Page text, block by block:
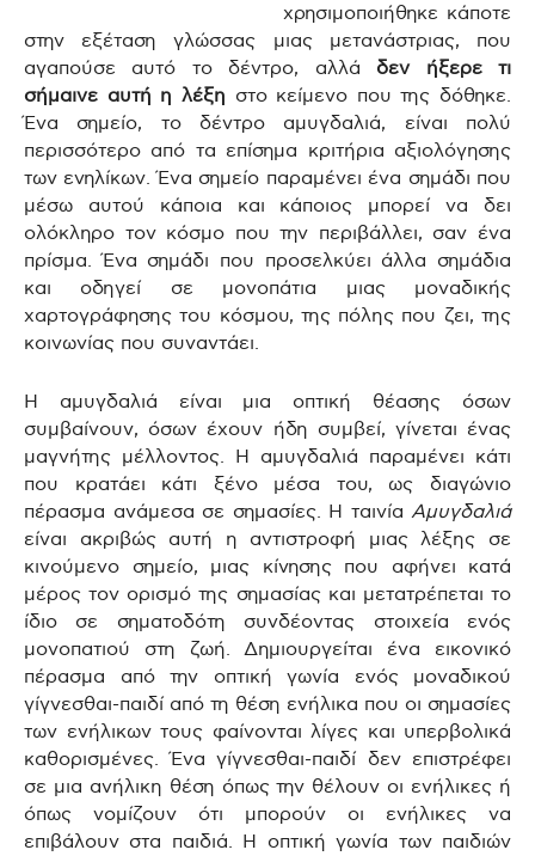
χρησιμοποιήθηκε κάποτε
στην εξέταση γλώσσας μιας μετανάστριας, που
αγαπούσε αυτό το δέντρο, αλλά δεν ήξερε τι
σήμαινε αυτή η λέξη στο κείμενο που της δόθηκε.
Ένα σημείο, το δέντρο αμυγδαλιά, είναι πολύ
περισσότερο από τα επίσημα κριτήρια αξιολόγησης
των ενηλίκων. Ένα σημείο παραμένει ένα σημάδι που
μέσω αυτού κάποια και κάποιος μπορεί να δει
ολόκληρο τον κόσμο που την περιβάλλει, σαν ένα
πρίσμα. Ένα σημάδι που προσελκύει άλλα σημάδια
και οδηγεί σε μονοπάτια μιας μοναδικής
χαρτογράφησης του κόσμου, της πόλης που ζει, της
κοινωνίας που συναντάει.
Η αμυγδαλιά είναι μια οπτική θέασης όσων
συμβαίνουν, όσων έχουν ήδη συμβεί, γίνεται ένας
μαγνήτης μέλλοντος. Η αμυγδαλιά παραμένει κάτι
που κρατάει κάτι ξένο μέσα του, ως διαγώνιο
πέρασμα ανάμεσα σε σημασίες. Η ταινία Αμυγδαλιά
είναι ακριβώς αυτή η αντιστροφή μιας λέξης σε
κινούμενο σημείο, μιας κίνησης που αφήνει κατά
μέρος τον ορισμό της σημασίας και μετατρέπεται το
ίδιο σε σηματοδότη συνδέοντας στοιχεία ενός
μονοπατιού στη ζωή. Δημιουργείται ένα εικονικό
πέρασμα από την οπτική γωνία ενός μοναδικού
γίγνεσθαι-παιδί από τη θέση ενήλικα που οι σημασίες
των ενήλικων τους φαίνονται λίγες και υπερβολικά
καθορισμένες. Ένα γίγνεσθαι-παιδί δεν επιστρέφει
σε μια ανήλικη θέση όπως την θέλουν οι ενήλικες ή
όπως νομίζουν ότι μπορούν οι ενήλικες να
επιβάλουν στα παιδιά. Η οπτική γωνία των παιδιών